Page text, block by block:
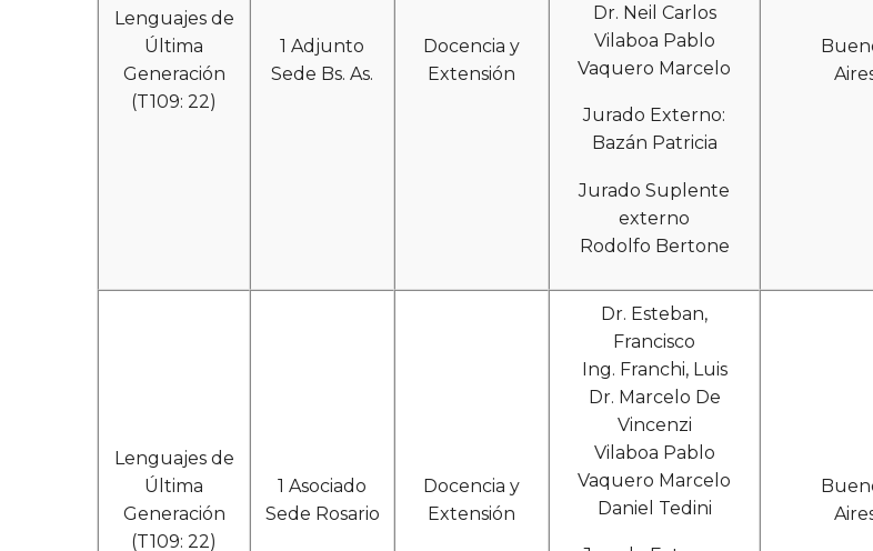
Lenguajes de
Última
Generación
(T109: 22)
1 Adjunto
Sede Bs. As.
Docencia y
Extensión
Dr. Neil Carlos
Vilaboa Pablo
Vaquero Marcelo
Jurado Externo:
Bazán Patricia
Jurado Suplente
externo
Rodolfo Bertone
Lenguajes de
Última
Generación
(T109: 22)
1 Asociado
Sede Rosario
Docencia y
Extensión
Dr. Esteban,
Francisco
Ing. Franchi, Luis
Dr. Marcelo De
Vincenzi
Vilaboa Pablo
Vaquero Marcelo
Daniel Tedini